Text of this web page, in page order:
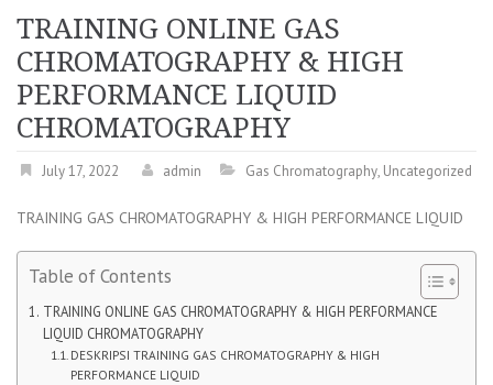
TRAINING ONLINE GAS
CHROMATOGRAPHY & HIGH
PERFORMANCE LIQUID
CHROMATOGRAPHY
July 17, 2022 admin Gas Chromatography, Uncategorized
TRAINING GAS CHROMATOGRAPHY & HIGH PERFORMANCE LIQUID
Table of Contents
TRAINING ONLINE GAS CHROMATOGRAPHY & HIGH PERFORMANCE
LIQUID CHROMATOGRAPHY
DESKRIPSI TRAINING GAS CHROMATOGRAPHY & HIGH
PERFORMANCE LIQUID